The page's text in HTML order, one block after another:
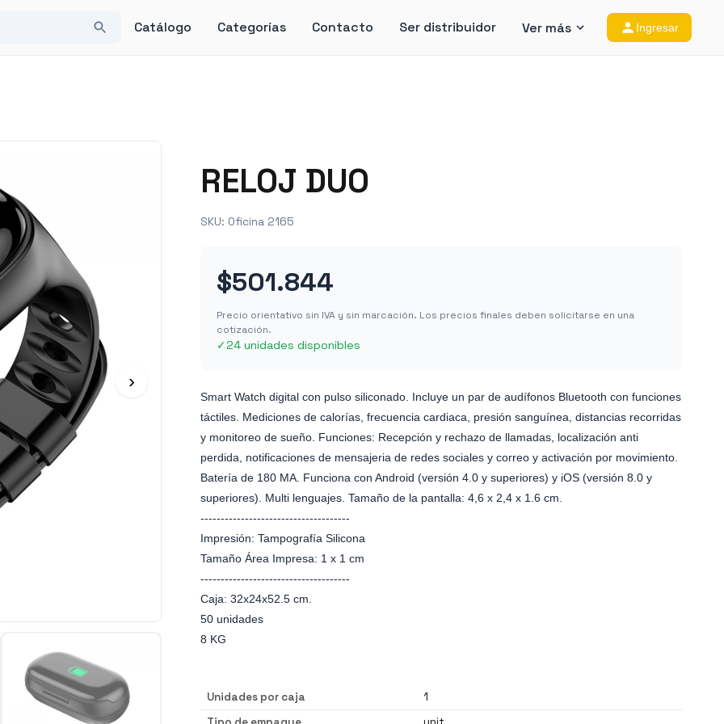
Catálogo Categorías Contacto Ser distribuidor Ver más Ingresar
›
RELOJ DUO
SKU: Oficina 2165
$501.844
Precio orientativo sin IVA y sin marcación. Los precios finales deben solicitarse en una
cotización.
✓24 unidades disponibles
Smart Watch digital con pulso siliconado. Incluye un par de audífonos Bluetooth con funciones
táctiles. Mediciones de calorías, frecuencia cardiaca, presión sanguínea, distancias recorridas
y monitoreo de sueño. Funciones: Recepción y rechazo de llamadas, localización anti
perdida, notificaciones de mensajeria de redes sociales y correo y activación por movimiento.
Batería de 180 MA. Funciona con Android (versión 4.0 y superiores) y iOS (versión 8.0 y
superiores). Multi lenguajes. Tamaño de la pantalla: 4,6 x 2,4 x 1.6 cm.
-------------------------------------
Impresión: Tampografía Silicona
Tamaño Área Impresa: 1 x 1 cm
-------------------------------------
Caja: 32x24x52.5 cm.
50 unidades
8 KG
Unidades por caja
1